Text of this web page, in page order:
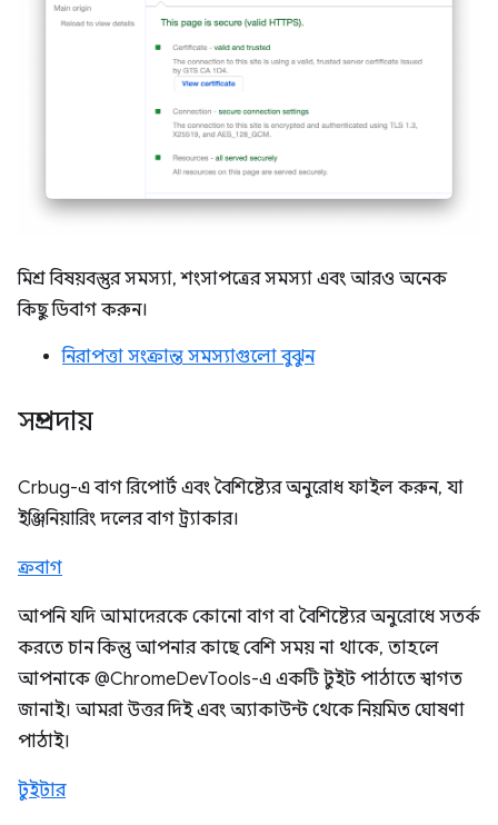
মিশ্র বিষয়বস্তুর সমস্যা, শংসাপত্রের সমস্যা এবং আরও অনেক
কিছু ডিবাগ করুন।
নিরাপত্তা সংক্রান্ত সমস্যাগুলো বুঝুন
সম্প্রদায়
Crbug-এ বাগ রিপোর্ট এবং বৈশিষ্ট্যের অনুরোধ ফাইল করুন, যা
ইঞ্জিনিয়ারিং দলের বাগ ট্র্যাকার।
ক্রবাগ
আপনি যদি আমাদেরকে কোনো বাগ বা বৈশিষ্ট্যের অনুরোধে সতর্ক
করতে চান কিন্তু আপনার কাছে বেশি সময় না থাকে, তাহলে
আপনাকে @ChromeDevTools-এ একটি টুইট পাঠাতে স্বাগত
জানাই। আমরা উত্তর দিই এবং অ্যাকাউন্ট থেকে নিয়মিত ঘোষণা
পাঠাই।
টুইটার